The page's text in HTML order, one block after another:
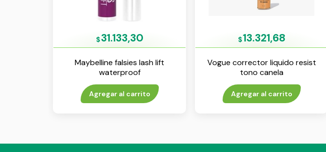
$31.133,30
Maybelline falsies lash lift
waterproof
Agregar al carrito
$13.321,68
Vogue corrector liquido resist
tono canela
Agregar al carrito